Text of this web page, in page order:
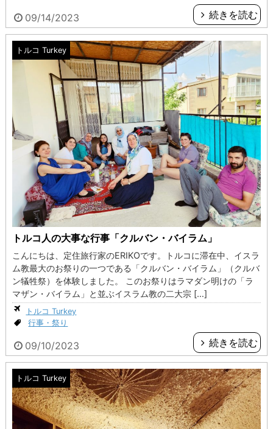
09/14/2023 続きを読む
トルコ Turkey
トルコ人の大事な行事「クルバン・バイラム」
こんにちは、定住旅行家のERIKOです。トルコに滞在中、イスラ
ム教最大のお祭りの一つである「クルバン・バイラム」（クルバ
ン犠牲祭）を体験しました。 このお祭りはラマダン明けの「ラ
マザン・バイラム」と並ぶイスラム教の二大宗 […]
トルコ Turkey
行事・祭り
09/10/2023 続きを読む
トルコ Turkey